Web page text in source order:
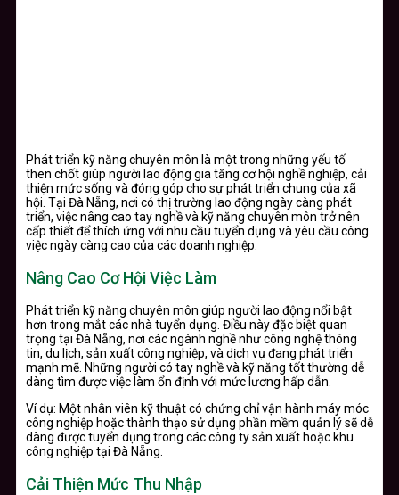
Phát triển kỹ năng chuyên môn là một trong những yếu tố
then chốt giúp người lao động gia tăng cơ hội nghề nghiệp, cải
thiện mức sống và đóng góp cho sự phát triển chung của xã
hội. Tại Đà Nẵng, nơi có thị trường lao động ngày càng phát
triển, việc nâng cao tay nghề và kỹ năng chuyên môn trở nên
cấp thiết để thích ứng với nhu cầu tuyển dụng và yêu cầu công
việc ngày càng cao của các doanh nghiệp.
Nâng Cao Cơ Hội Việc Làm
Phát triển kỹ năng chuyên môn giúp người lao động nổi bật
hơn trong mắt các nhà tuyển dụng. Điều này đặc biệt quan
trọng tại Đà Nẵng, nơi các ngành nghề như công nghệ thông
tin, du lịch, sản xuất công nghiệp, và dịch vụ đang phát triển
mạnh mẽ. Những người có tay nghề và kỹ năng tốt thường dễ
dàng tìm được việc làm ổn định với mức lương hấp dẫn.
Ví dụ: Một nhân viên kỹ thuật có chứng chỉ vận hành máy móc
công nghiệp hoặc thành thạo sử dụng phần mềm quản lý sẽ dễ
dàng được tuyển dụng trong các công ty sản xuất hoặc khu
công nghiệp tại Đà Nẵng.
Cải Thiện Mức Thu Nhập